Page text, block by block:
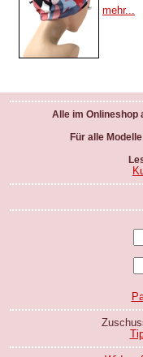
mehr...
Alle im Onlineshop
Für alle